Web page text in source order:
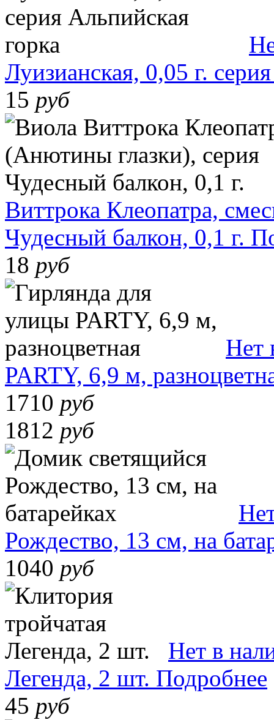
Луизианская, 0,05 г.
15 руб
Виттрока Клеопатра,
Чудесный балкон, 0,1 г.
18 руб
Нет
PARTY, 6,9 м,
1710 руб
1812 руб
Рождество, 13 см, на
1040 руб
Нет в
Легенда, 2 шт. Подробнее
45 руб